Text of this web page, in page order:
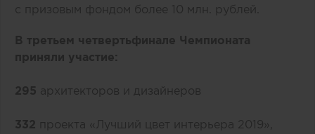
с призовым фондом более 10 млн. рублей.
В третьем четвертьфинале Чемпионата
приняли участие:
295 архитекторов и дизайнеров
332 проекта « Лучший цвет интерьера 2019»,